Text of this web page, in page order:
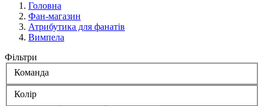
Головна
Фан-магазин
Атрибутика для фанатів
Вимпела
Фільтри
Команда
Колір